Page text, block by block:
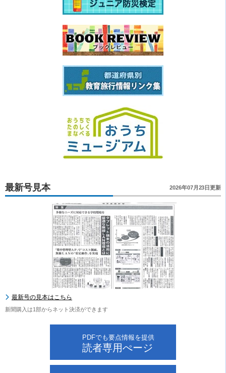
最新号見本 2026年07月23日更新
最新号の見本はこちら
新聞購入は1部からネット決済ができます
PDFでも要点情報を提供
読者専用ぺージ